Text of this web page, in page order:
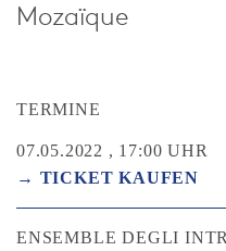
Mozaïque
TERMINE
07.05.2022 , 17:00 UHR
→ TICKET KAUFEN
ENSEMBLE DEGLI